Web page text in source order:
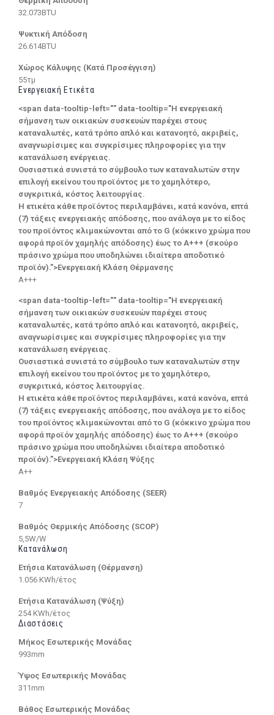
32.073BTU
Ψυκτική Απόδοση
26.614BTU
Χώρος Κάλυψης (Κατά Προσέγγιση)
55τμ
Ενεργειακή Ετικέτα
<span data-tooltip-left="" data-tooltip="Η ενεργειακή
σήμανση των οικιακών συσκευών παρέχει στους
καταναλωτές, κατά τρόπο απλό και κατανοητό, ακριβείς,
αναγνωρίσιμες και συγκρίσιμες πληροφορίες για την
κατανάλωση ενέργειας.
Ουσιαστικά συνιστά το σύμβουλο των καταναλωτών στην
επιλογή εκείνου του προϊόντος με το χαμηλότερο,
συγκριτικά, κόστος λειτουργίας.
Η ετικέτα κάθε προϊόντος περιλαμβάνει, κατά κανόνα, επτά
(7) τάξεις ενεργειακής απόδοσης, που ανάλογα με το είδος
του προϊόντος κλιμακώνονται από το G (κόκκινο χρώμα που
αφορά προϊόν χαμηλής απόδοσης) έως το Α+++ (σκούρο
πράσινο χρώμα που υποδηλώνει ιδιαίτερα αποδοτικό
προϊόν).”>Ενεργειακή Κλάση Θέρμανσης
A+++
<span data-tooltip-left="" data-tooltip="Η ενεργειακή
σήμανση των οικιακών συσκευών παρέχει στους
καταναλωτές, κατά τρόπο απλό και κατανοητό, ακριβείς,
αναγνωρίσιμες και συγκρίσιμες πληροφορίες για την
κατανάλωση ενέργειας.
Ουσιαστικά συνιστά το σύμβουλο των καταναλωτών στην
επιλογή εκείνου του προϊόντος με το χαμηλότερο,
συγκριτικά, κόστος λειτουργίας.
Η ετικέτα κάθε προϊόντος περιλαμβάνει, κατά κανόνα, επτά
(7) τάξεις ενεργειακής απόδοσης, που ανάλογα με το είδος
του προϊόντος κλιμακώνονται από το G (κόκκινο χρώμα που
αφορά προϊόν χαμηλής απόδοσης) έως το Α+++ (σκούρο
πράσινο χρώμα που υποδηλώνει ιδιαίτερα αποδοτικό
προϊόν).”>Ενεργειακή Κλάση Ψύξης
A++
Βαθμός Ενεργειακής Απόδοσης (SEER)
7
Βαθμός Θερμικής Απόδοσης (SCOP)
5,5W/W
Κατανάλωση
Ετήσια Κατανάλωση (Θέρμανση)
1.056 KWh/έτος
Ετήσια Κατανάλωση (Ψύξη)
254 KWh/έτος
Διαστάσεις
Μήκος Εσωτερικής Μονάδας
993mm
Ύψος Εσωτερικής Μονάδας
311mm
Βάθος Εσωτερικής Μονάδας